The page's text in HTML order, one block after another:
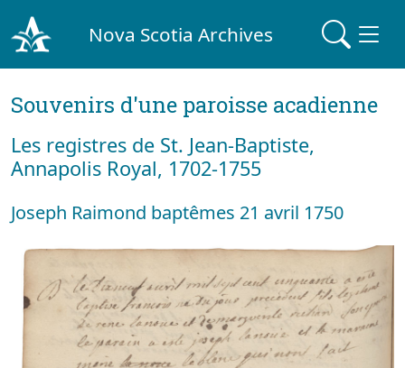
Nova Scotia Archives
Souvenirs d'une paroisse acadienne
Les registres de St. Jean-Baptiste,
Annapolis Royal, 1702-1755
Joseph Raimond baptêmes 21 avril 1750